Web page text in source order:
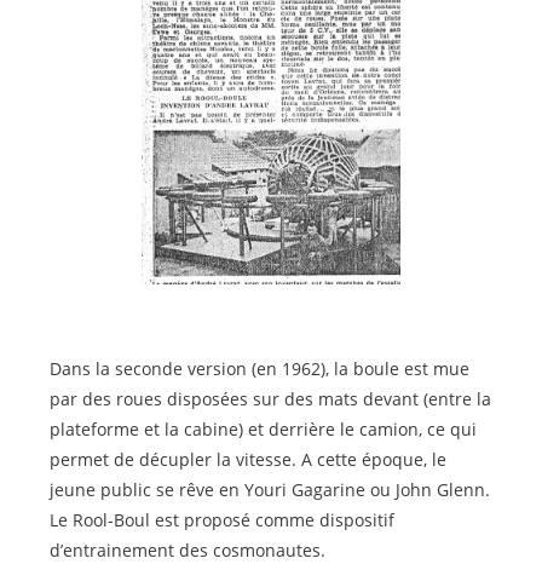
Dans la seconde version (en 1962), la boule est mue
par des roues disposées sur des mats devant (entre la
plateforme et la cabine) et derrière le camion, ce qui
permet de décupler la vitesse. A cette époque, le
jeune public se rêve en Youri Gagarine ou John Glenn.
Le Rool-Boul est proposé comme dispositif
d’entrainement des cosmonautes.